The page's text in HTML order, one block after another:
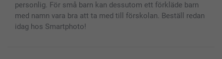
personlig. För små barn kan dessutom ett förkläde barn
med namn vara bra att ta med till förskolan. Beställ redan
idag hos Smartphoto!